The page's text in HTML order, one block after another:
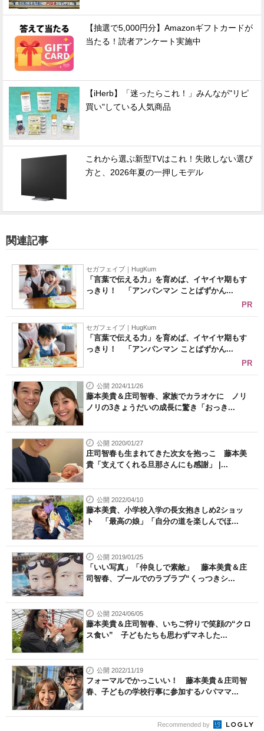
【抽選で5,000円分】Amazonギフトカードが
当たる！読者アンケート実施中
【iHerb】「迷ったらこれ！」みんなが"リピ
買い"している人気商品
これから選ぶ新型TVはこれ！失敗しない選び
方と、2026年夏の一押しモデル
関連記事
セガフェイブ｜HugKum
「言葉で伝える力」を育めば、イヤイヤ期もす
っきり！ 「アンパンマン ことばずかん...
PR
セガフェイブ｜HugKum
「言葉で伝える力」を育めば、イヤイヤ期もす
っきり！ 「アンパンマン ことばずかん...
PR
公開 2024/11/26
藤本美貴＆庄司智春、家族でカラオケに ノリ
ノリの3きょうだいの成長に驚き「おっき...
公開 2020/01/27
庄司智春も生まれてきた次女を抱っこ 藤本美
貴「支えてくれる旦那さんにも感謝」 |...
公開 2022/04/10
藤本美貴、小学校入学の長女抱きしめ2ショッ
ト 「最高の娘」「自分の道を楽しんでほ...
公開 2019/01/25
「いい写真」「仲良しで素敵」 藤本美貴＆庄
司智春、プールでのラブラブ“くっつきシ...
公開 2024/06/05
藤本美貴＆庄司智春、いちご狩りで笑顔の“クロ
ス食い” 子どもたちも思わずマネした...
公開 2022/11/19
フォーマルでかっこいい！ 藤本美貴＆庄司智
春、子どもの学校行事に参加するパパママ...
Recommended by